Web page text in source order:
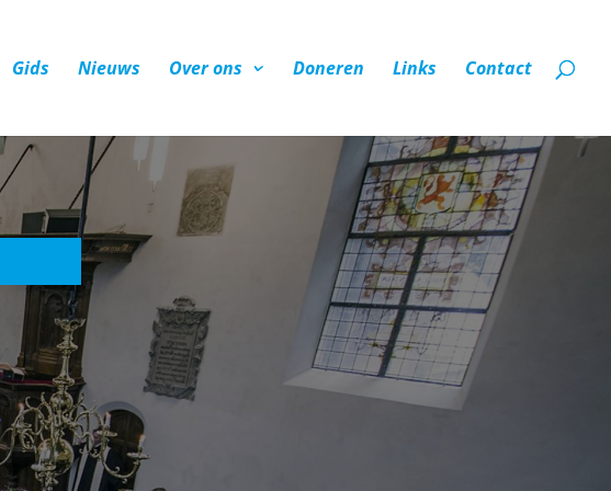
Gids Nieuws Over ons Doneren Links Contact